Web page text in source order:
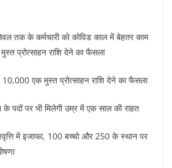
तक के कर्मचारी को कोविड काल में बेहतर काम
प्रोत्साहन राशि देने का फैसला
10,000 एक मुस्त प्रोत्साहन राशि देने का फैसला
पर भी मिलेगी उम्र में एक साल की राहत
में इजाफा, 100 बच्चो और 250 के स्थान पर